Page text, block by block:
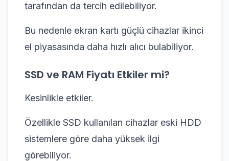
tarafından da tercih edilebiliyor.
Bu nedenle ekran kartı güçlü cihazlar ikinci
el piyasasında daha hızlı alıcı bulabiliyor.
SSD ve RAM Fiyatı Etkiler mi?
Kesinlikle etkiler.
Özellikle SSD kullanılan cihazlar eski HDD
sistemlere göre daha yüksek ilgi
görebiliyor.